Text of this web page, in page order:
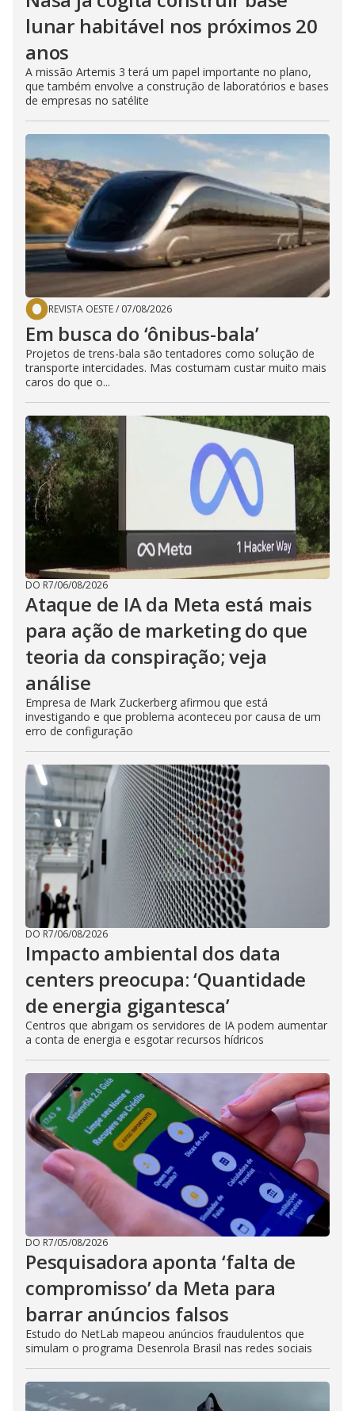
lunar habitável nos próximos 20
anos
A missão Artemis 3 terá um papel importante no plano,
que também envolve a construção de laboratórios e bases
de empresas no satélite
REVISTA OESTE/ 07/08/2026
Em busca do ‘ônibus-bala’
Projetos de trens-bala são tentadores como solução de
transporte intercidades. Mas costumam custar muito mais
caros do que o...
DO R7/06/08/2026
Ataque de IA da Meta está mais
para ação de marketing do que
teoria da conspiração; veja
análise
Empresa de Mark Zuckerberg afirmou que está
investigando e que problema aconteceu por causa de um
erro de configuração
DO R7/06/08/2026
Impacto ambiental dos data
centers preocupa: ‘Quantidade
de energia gigantesca’
Centros que abrigam os servidores de IA podem aumentar
a conta de energia e esgotar recursos hídricos
DO R7/05/08/2026
Pesquisadora aponta ‘falta de
compromisso’ da Meta para
barrar anúncios falsos
Estudo do NetLab mapeou anúncios fraudulentos que
simulam o programa Desenrola Brasil nas redes sociais